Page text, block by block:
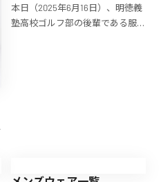
本日（2025年6月16日）、明徳義
塾高校ゴルフ部の後輩である服